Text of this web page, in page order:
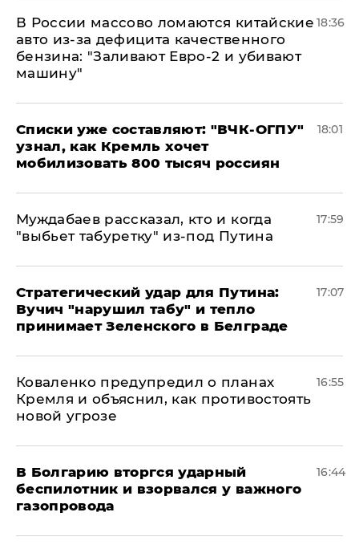
В России массово ломаются китайские
авто из-за дефицита качественного
бензина: "Заливают Евро-2 и убивают
машину"
18:36
Списки уже составляют: "ВЧК-ОГПУ"
узнал, как Кремль хочет
мобилизовать 800 тысяч россиян
18:01
Муждабаев рассказал, кто и когда
"выбьет табуретку" из-под Путина
17:59
Стратегический удар для Путина:
Вучич "нарушил табу" и тепло
принимает Зеленского в Белграде
17:07
Коваленко предупредил о планах
Кремля и объяснил, как противостоять
новой угрозе
16:55
В Болгарию вторгся ударный
беспилотник и взорвался у важного
газопровода
16:44